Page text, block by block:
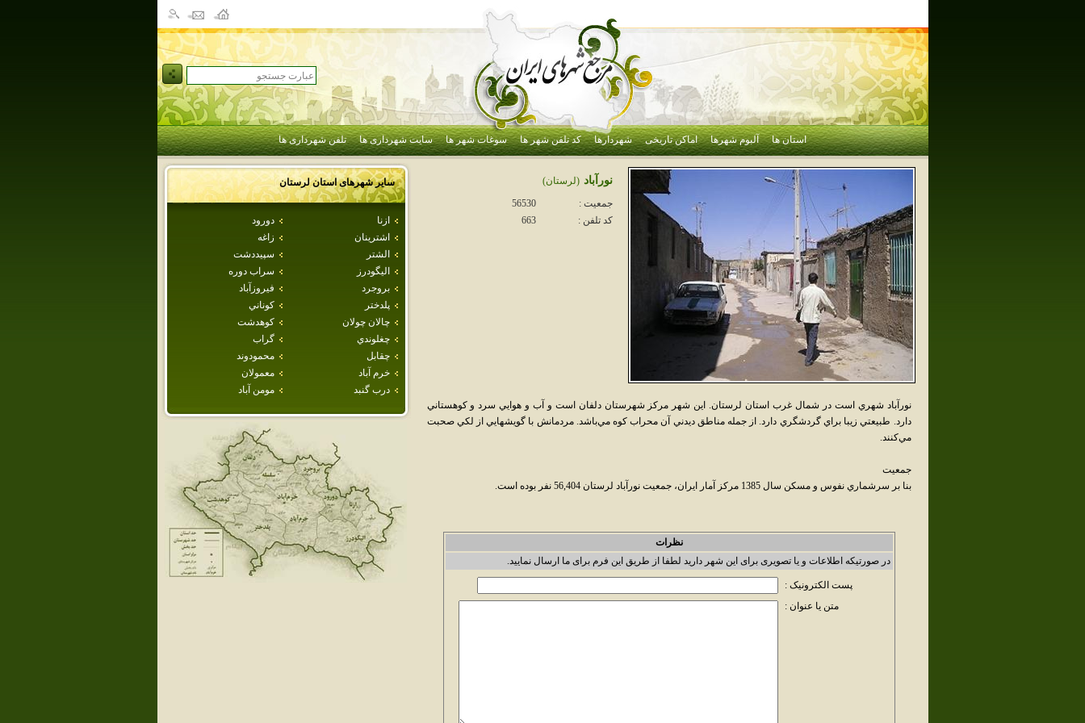
استان ها آلبوم شهرها اماکن تاریخی شهردارها کد تلفن شهر ها سوغات شهر ها سایت شهرداری ها تلفن شهرداری ها
سایر شهرهای استانلرستان
ازنا
دورود
اشترينان
زاغه
الشتر
سپيددشت
اليگودرز
سراب دوره
بروجرد
فيروزآباد
پلدختر
كوناني
چالان چولان
كوهدشت
چغلوندي
گراب
چقابل
محمودوند
خرم آباد
معمولان
درب گنبد
مومن آباد
نورآباد (لرستان)
جمعیت :
56530
کد تلفن :
663
نورآباد شهري است در شمال غرب استان لرستان. اين شهر مرکز شهرستان دلفان است و آب و هوايي سرد و کوهستاني
دارد. طبيعتي زيبا براي گردشگري دارد. از جمله مناطق ديدني آن محراب کوه مي‌باشد. مردمانش با گويشهايي از لکي صحبت
مي‌کنند.
جمعيت
بنا بر سرشماري نفوس و مسکن سال 1385 مرکز آمار ايران، جمعيت نورآباد لرستان 56,404 نفر بوده است.
نظرات
در صورتیکه اطلاعات و یا تصویری برای این شهر دارید لطفا از طریق این فرم برای ما ارسال نمایید.
پست الکترونیک :
متن یا عنوان :